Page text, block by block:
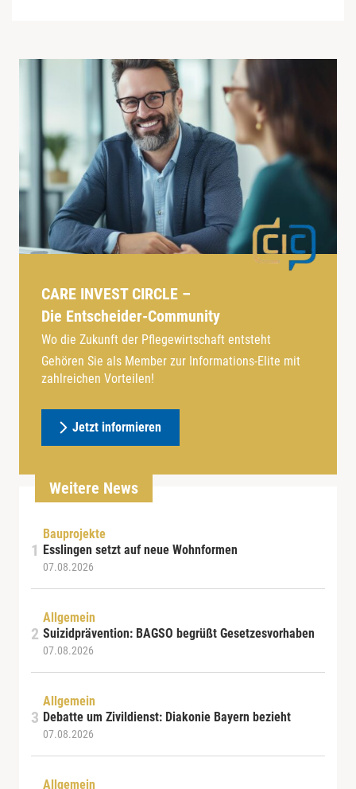
CARE INVEST CIRCLE –
Die Entscheider-Community
Wo die Zukunft der Pflegewirtschaft entsteht
Gehören Sie als Member zur Informations-Elite mit
zahlreichen Vorteilen!
Jetzt informieren
Weitere News
Bauprojekte
Esslingen setzt auf neue Wohnformen
07.08.2026
Allgemein
Suizidprävention: BAGSO begrüßt Gesetzesvorhaben
07.08.2026
Allgemein
Debatte um Zivildienst: Diakonie Bayern bezieht
07.08.2026
Allgemein